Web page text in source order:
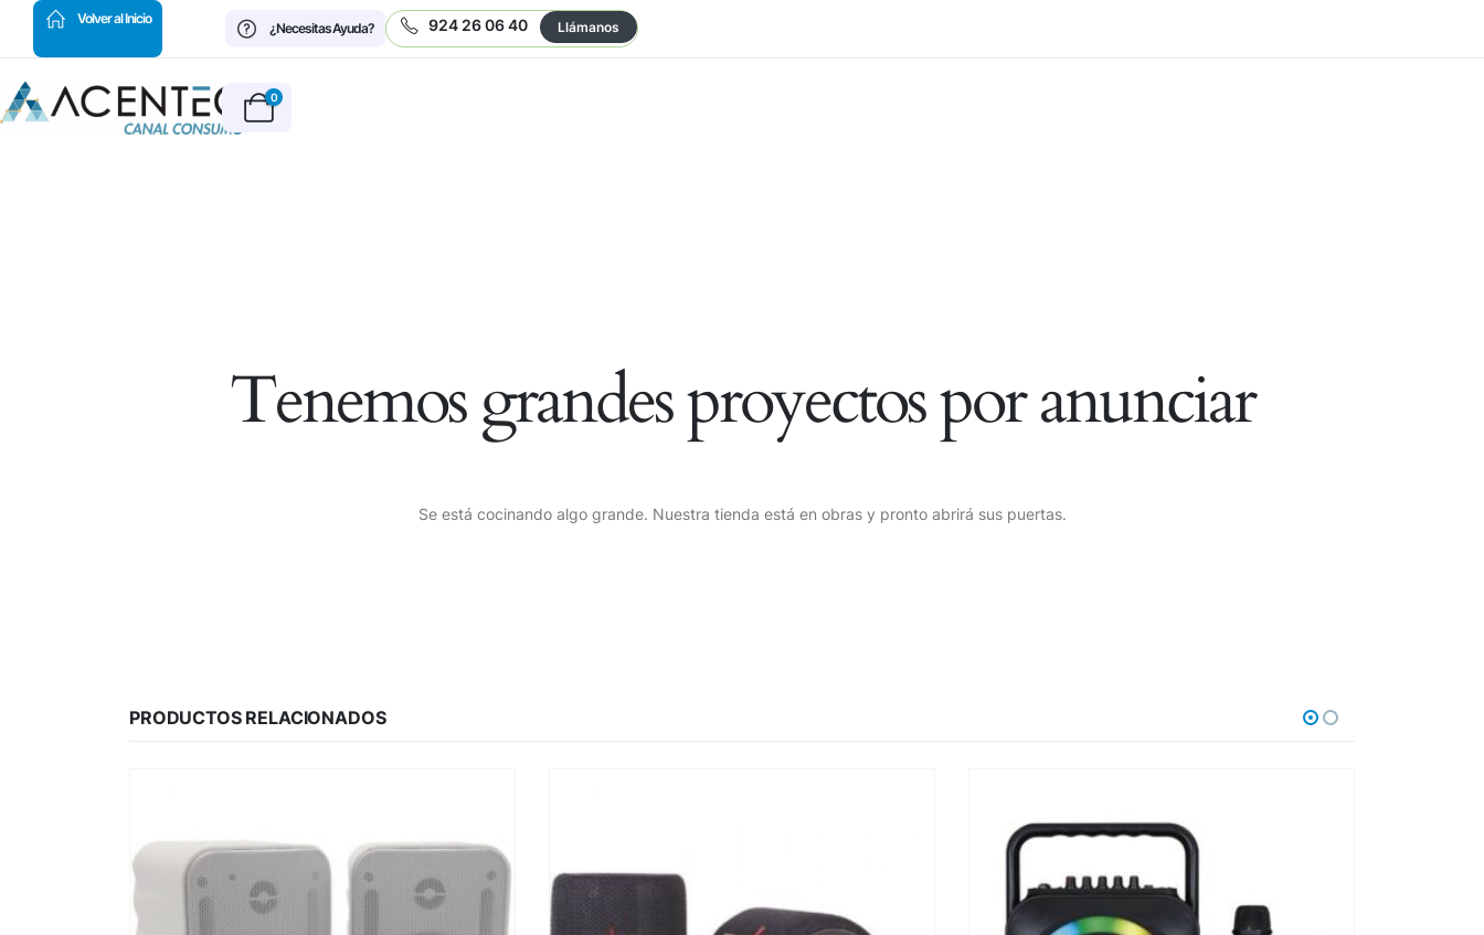
Volver al Inicio
¿Necesitas Ayuda?
924 26 06 40 Llámanos
0
Tenemos grandes proyectos por anunciar
Se está cocinando algo grande. Nuestra tienda está en obras y pronto abrirá sus puertas.
PRODUCTOS RELACIONADOS